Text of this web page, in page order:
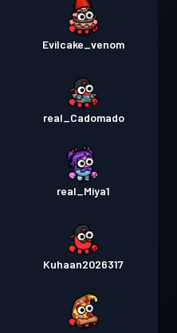
Evilcake_venom
real_Cadomado
real_Miya1
Kuhaan2026317